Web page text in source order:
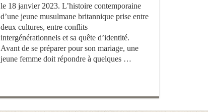
le 18 janvier 2023. L’histoire contemporaine
d’une jeune musulmane britannique prise entre
deux cultures, entre conflits
intergénérationnels et sa quête d’identité.
Avant de se préparer pour son mariage, une
jeune femme doit répondre à quelques …